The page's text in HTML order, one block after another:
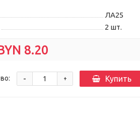
ЛА25
2 шт.
8.20
+
- Купить